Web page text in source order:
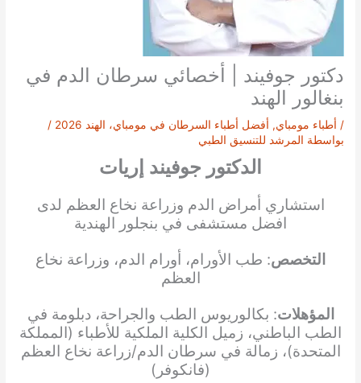
دكتور جوفيند | أخصائي سرطان الدم في
بنغالور الهند
/ أطباء مومباي, أفضل أطباء السرطان في مومباي، الهند 2026
/
بواسطة المرشد للتنسيق الطبي
الدكتور جوفيند إريات
استشاري أمراض الدم وزراعة نخاع العظم لدى
افضل مستشفى في بنجلور الهندية
التخصص: طب الأورام، أورام الدم، وزراعة نخاع
العظم
المؤهلات: بكالوريوس الطب والجراحة، دبلومة في
الطب الباطني، زميل الكلية الملكية للأطباء (المملكة
المتحدة)، زمالة في سرطان الدم/زراعة نخاع العظم
(فانكوفر)